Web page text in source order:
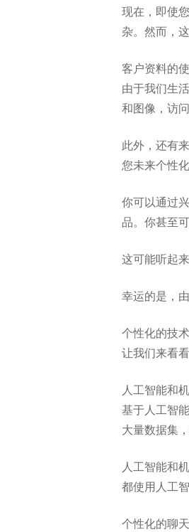
现在，即使
杂。然而，
客户资料的
由于我们生
和图像，访
此外，还有
您未来个性
你可以通过
品。你甚至
这可能听起
幸运的是，
个性化的技
让我们来看
人工智能和
基于人工智
大量数据集
人工智能和
都使用人工
个性化的聊